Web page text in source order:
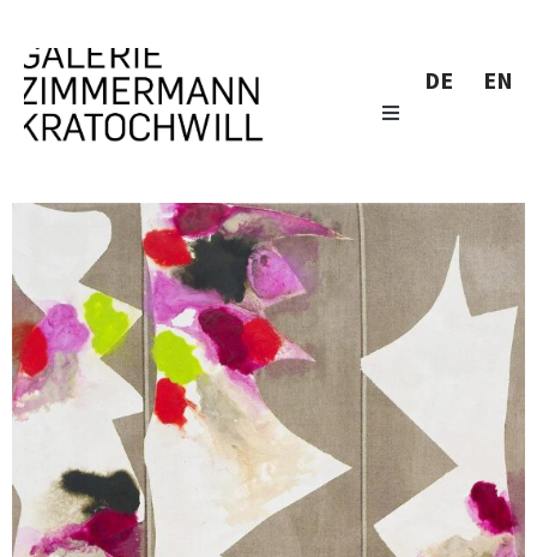
DE EN